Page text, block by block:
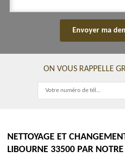
ON VOUS RAPPELLE
NETTOYAGE ET
LIBOURNE 33500 PAR NOTRE